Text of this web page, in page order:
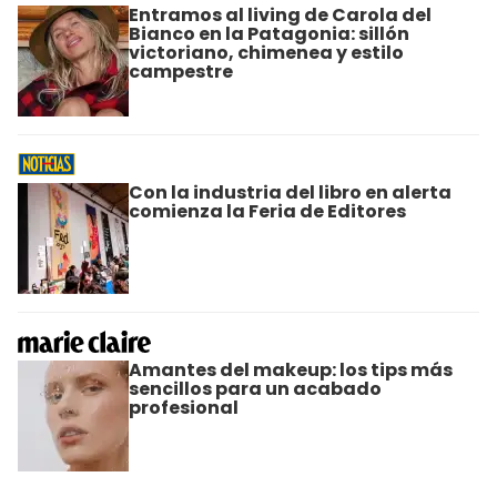
Entramos al living de Carola del
Bianco en la Patagonia: sillón
victoriano, chimenea y estilo
campestre
Con la industria del libro en alerta
comienza la Feria de Editores
Amantes del makeup: los tips más
sencillos para un acabado
profesional